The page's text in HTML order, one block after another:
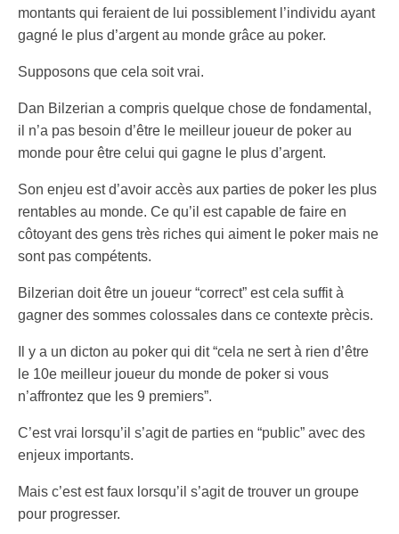
montants qui feraient de lui possiblement l’individu ayant
gagné le plus d’argent au monde grâce au poker.
Supposons que cela soit vrai.
Dan Bilzerian a compris quelque chose de fondamental,
il n’a pas besoin d’être le meilleur joueur de poker au
monde pour être celui qui gagne le plus d’argent.
Son enjeu est d’avoir accès aux parties de poker les plus
rentables au monde. Ce qu’il est capable de faire en
côtoyant des gens très riches qui aiment le poker mais ne
sont pas compétents.
Bilzerian doit être un joueur “correct” est cela suffit à
gagner des sommes colossales dans ce contexte prècis.
Il y a un dicton au poker qui dit “cela ne sert à rien d’être
le 10e meilleur joueur du monde de poker si vous
n’affrontez que les 9 premiers”.
C’est vrai lorsqu’il s’agit de parties en “public” avec des
enjeux importants.
Mais c’est est faux lorsqu’il s’agit de trouver un groupe
pour progresser.